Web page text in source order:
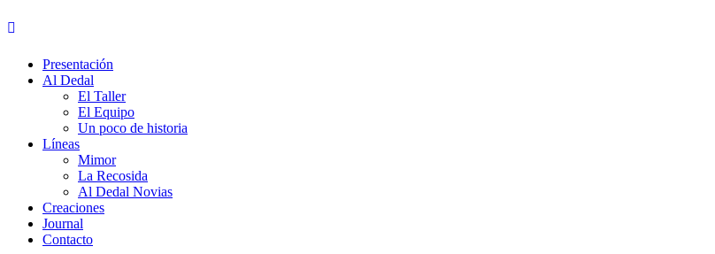
Presentación
Al Dedal
El Taller
El Equipo
Un poco de historia
Líneas
Mimor
La Recosida
Al Dedal Novias
Creaciones
Journal
Contacto